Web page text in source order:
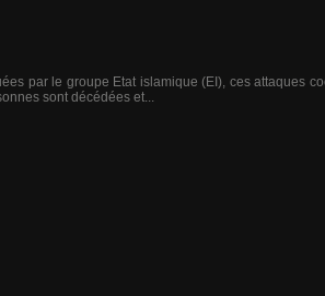
par le groupe Etat islamique (EI), ces attaques
sont décédées et...